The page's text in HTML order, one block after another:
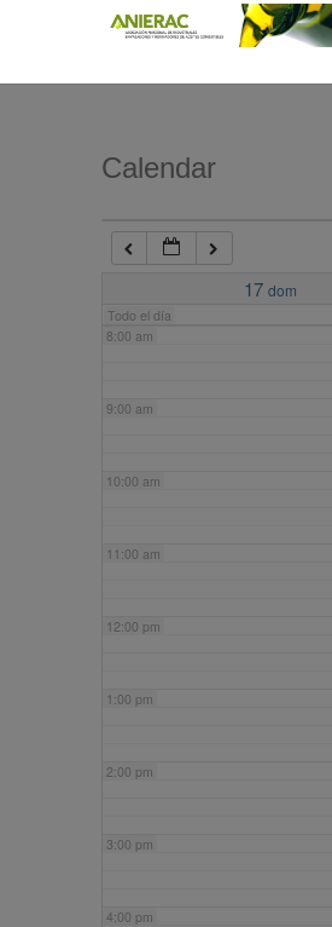
Calendar
17 dom
Todo el día
7:00 am
8:00 am
9:00 am
10:00 am
11:00 am
12:00 pm
1:00 pm
2:00 pm
3:00 pm
4:00 pm